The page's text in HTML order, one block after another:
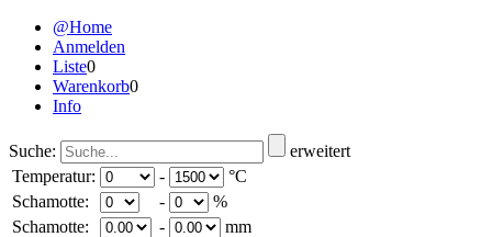
@Home
Anmelden
Liste0
Warenkorb0
Info
Suche:
erweitert
Temperatur:
-
°C
Schamotte:
-
%
Schamotte:
- mm